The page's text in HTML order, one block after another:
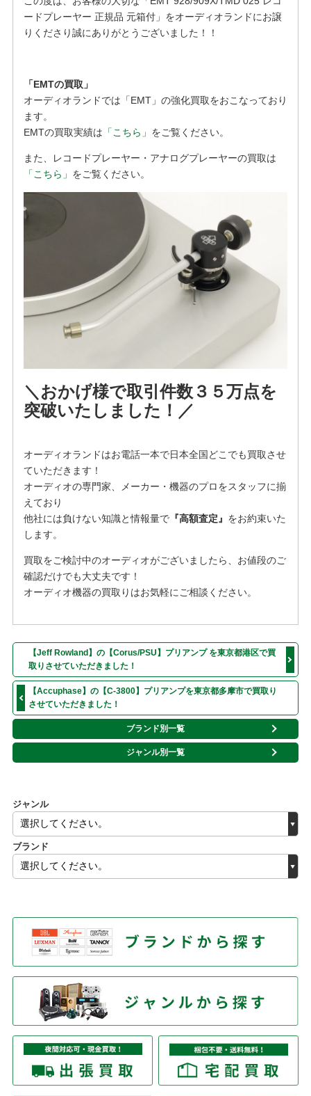
ジャンル
ブランド
ードプレーヤー 正規品 元箱付」をオーディオランドにお譲
りくださり誠にありがとうございました！！
「EMTの買取」
オーディオランドでは「EMT」の強化買取をおこなっており
ます。
EMTの買取実績は 「こちら」 をご覧ください。
また、レコードプレーヤー・アナログプレーヤーの買取は
「こちら」 をご覧ください。
＼おかげ様で取引件数３５万点を
突破いたしました！／
オーディオランドはお電話一本で日本全国どこでも買取させ
ていただきます！
オーディオの専門家、メーカー・機器のプロをスタッフに揃
えており
他社には負けない知識と情報量で『高額査定』 をお約束いた
します。
買取をご検討中のオーディオがございましたら、お値段のご
確認だけでも大丈夫です！
オーディオ機器の買取りはお気軽にご相談ください。
【Jeff Rowland】の【Corus/PSU】プリアンプ を東京都港区で買
取りさせていただきました！
【Accuphase】の【C-3800】プリアンプを東京都多摩市で買取り
させていただきました！
ブランド別一覧
ジャンル別一覧